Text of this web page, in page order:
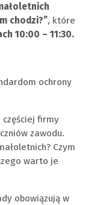
chodzi?”, które
10:00 – 11:30.
ochrony
częściej firmy
zawodu.
Czym
warto je
obowiązują w